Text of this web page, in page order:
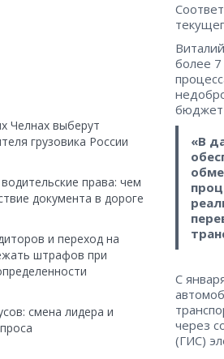
Челнах выберут
грузовика России
права: чем
документа в дороге
и переход на
штрафов при
смена лидера и
более 7
«В
С
через
(ГИС)